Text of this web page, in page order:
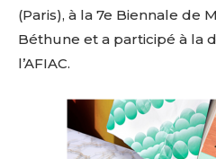
(Paris), à la 7e Biennale de
Béthune et a participé à la
l’AFIAC.